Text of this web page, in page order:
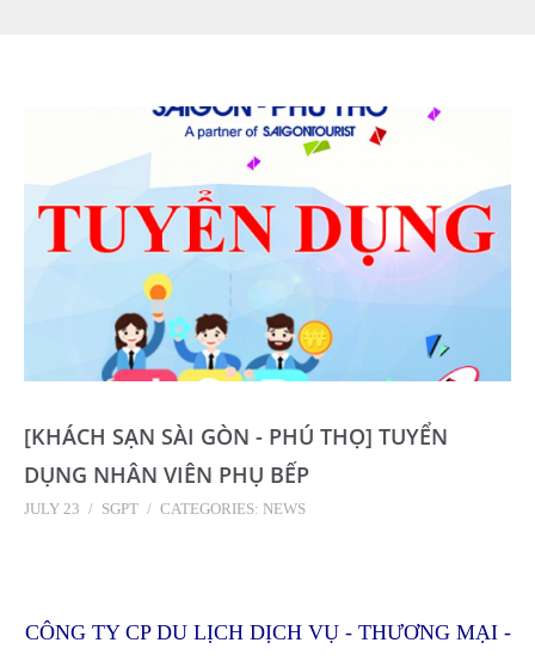
[KHÁCH SẠN SÀI GÒN - PHÚ THỌ] TUYỂN
DỤNG NHÂN VIÊN PHỤ BẾP
JULY 23 / SGPT / CATEGORIES: NEWS
CÔNG TY CP DU LỊCH DỊCH VỤ - THƯƠNG MẠI -